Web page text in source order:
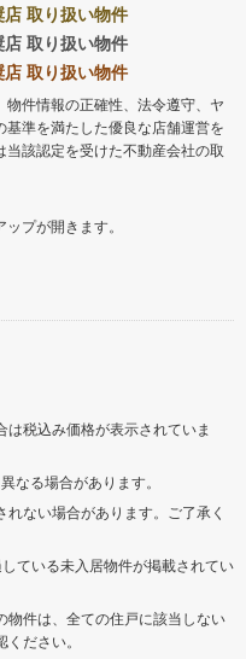
取り扱い物件
取り扱い物件
取り扱い物件
件情報の正確性、法令遵守、ヤ
準を満たした優良な店舗運営を
該認定を受けた不動産会社の取
プが開きます。
税込み価格が表示されていま
なる場合があります。
ない場合があります。ご了承く
ている未入居物件が掲載されてい
物件は、全ての住戸に該当しない
ださい。